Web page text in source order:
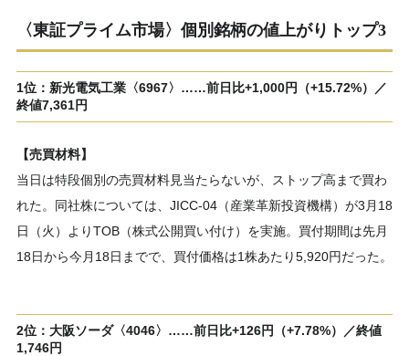
〈東証プライム市場〉個別銘柄の値上がりトップ3
1位：新光電気工業〈6967〉……前日比+1,000円（+15.72%）／
終値7,361円
【売買材料】
当日は特段個別の売買材料見当たらないが、ストップ高まで買わ
れた。同社株については、JICC-04（産業革新投資機構）が3月18
日（火）よりTOB（株式公開買い付け）を実施。買付期間は先月
18日から今月18日までで、買付価格は1株あたり5,920円だった。
2位：大阪ソーダ〈4046〉……前日比+126円（+7.78%）／終値
1,746円